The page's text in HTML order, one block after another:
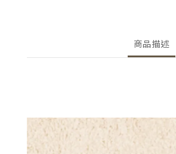
商品描述